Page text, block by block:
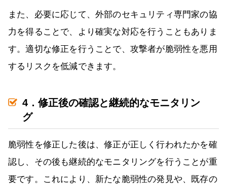
また、必要に応じて、外部のセキュリティ専門家の協
力を得ることで、より確実な対応を行うこともありま
す。適切な修正を行うことで、攻撃者が脆弱性を悪用
するリスクを低減できます。
4．修正後の確認と継続的なモニタリン
グ
脆弱性を修正した後は、修正が正しく行われたかを確
認し、その後も継続的なモニタリングを行うことが重
要です。これにより、新たな脆弱性の発見や、既存の